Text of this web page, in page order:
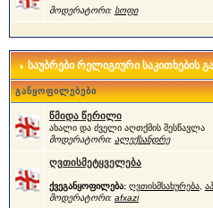
მოდერატორი: სოფი
საუბრები რელიგიური საკითხების
განყოფილებები
წმიდა წერილი
ახალი და ძველი აღთქმის შესწავლა
მოდერატორი: ალექსანდრე
ღვთისმეტყველება
ქვეგანყოფილება: ღვთისმსახურება,
მოდერატორი: afxazi